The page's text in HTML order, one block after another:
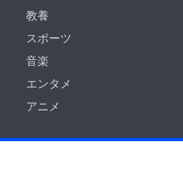
教養
スポーツ
音楽
エンタメ
アニメ